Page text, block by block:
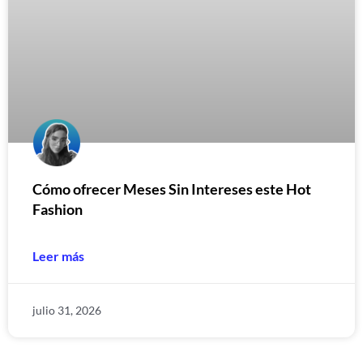
Cómo ofrecer Meses Sin Intereses este Hot
Fashion
Leer más
julio 31, 2026